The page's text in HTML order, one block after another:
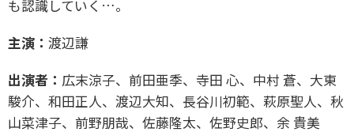
も認識していく…。
主演： 渡辺謙
出演者： 広末涼子、前田亜季、寺田 心、中村 蒼、大東
駿介、和田正人、渡辺大知、長谷川初範、 萩原聖人、秋
山菜津子、前野朋哉、佐藤隆太、佐野史郎、余 貴美